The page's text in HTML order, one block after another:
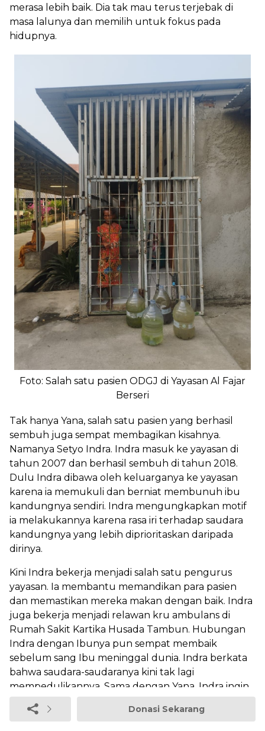
merasa lebih baik. Dia tak mau terus terjebak di
masa lalunya dan memilih untuk fokus pada
hidupnya.
Foto: Salah satu pasien ODGJ di Yayasan Al Fajar
Berseri
Tak hanya Yana, salah satu pasien yang berhasil
sembuh juga sempat membagikan kisahnya.
Namanya Setyo Indra. Indra masuk ke yayasan di
tahun 2007 dan berhasil sembuh di tahun 2018.
Dulu Indra dibawa oleh keluarganya ke yayasan
karena ia memukuli dan berniat membunuh ibu
kandungnya sendiri. Indra mengungkapkan motif
ia melakukannya karena rasa iri terhadap saudara
kandungnya yang lebih diprioritaskan daripada
dirinya.
Kini Indra bekerja menjadi salah satu pengurus
yayasan. Ia membantu memandikan para pasien
dan memastikan mereka makan dengan baik. Indra
juga bekerja menjadi relawan kru ambulans di
Rumah Sakit Kartika Husada Tambun. Hubungan
Indra dengan Ibunya pun sempat membaik
sebelum sang Ibu meninggal dunia. Indra berkata
bahwa saudara-saudaranya kini tak lagi
mempedulikannya. Sama dengan Yana, Indra ingin
fokus pada hidupnya. Dia juga tak melupakan
pesan mendiang ibunya yang memintanya
Donasi Sekarang